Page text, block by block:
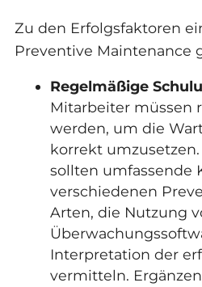
Zu den Erfolgsfaktoren
Preventive Maintenance
Regelmäßige
Mitarbeiter müssen
werden, um die
korrekt
sollten umfassende
verschiedenen
Arten, die Nutzung
Interpretation der
vermitteln.